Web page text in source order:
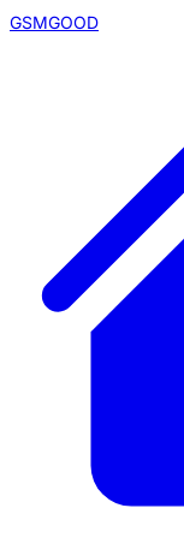
GSMGOOD